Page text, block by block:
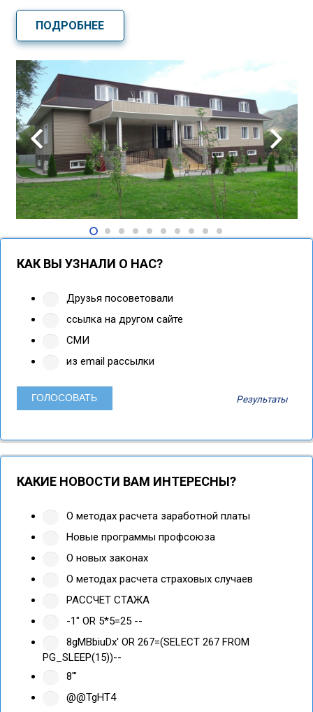
ПОДРОБНЕЕ
КАК ВЫ УЗНАЛИ О НАС?
Друзья посоветовали
ссылка на другом сайте
СМИ
из email рассылки
Результаты
КАКИЕ НОВОСТИ ВАМ ИНТЕРЕСНЫ?
О методах расчета заработной платы
Новые программы профсоюза
О новых законах
О методах расчета страховых случаев
РАССЧЕТ СТАЖА
-1" OR 5*5=25 --
8gMBbiuDx' OR 267=(SELECT 267 FROM
PG_SLEEP(15))--
8'"
@@TgHT4